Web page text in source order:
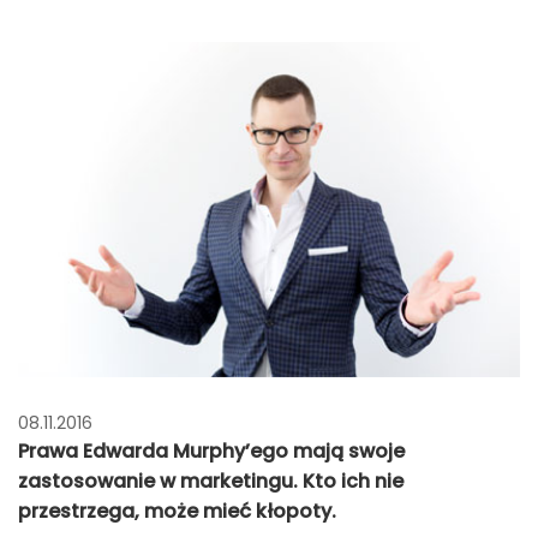
08.11.2016
Prawa Edwarda Murphy’ego mają swoje
zastosowanie w marketingu. Kto ich nie
przestrzega, może mieć kłopoty.